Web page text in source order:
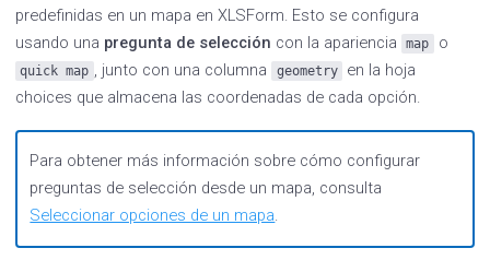
predefinidas en un mapa en XLSForm. Esto se configura
usando una pregunta de selección con la apariencia map o
quick map , junto con una columna geometry
en la hoja
choices que almacena las coordenadas de cada opción.
Para obtener más información sobre cómo configurar
preguntas de selección desde un mapa, consulta
Seleccionar opciones de un mapa.